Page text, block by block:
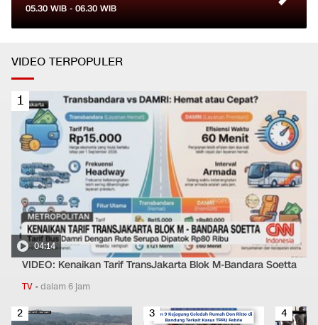
05.30 WIB - 06.30 WIB
VIDEO TERPOPULER
1
04:14
VIDEO: Kenaikan Tarif TransJakarta Blok M-Bandara Soetta
TV•dalam 6 jam
2 3 4